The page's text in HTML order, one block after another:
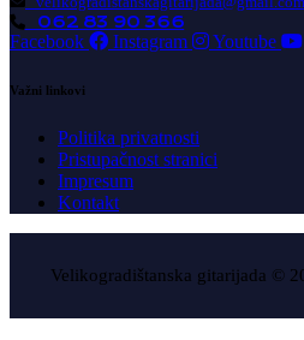
062 83 90 366
Facebook Instagram Youtube
Važni linkovi
Politika privatnosti
Pristupačnost stranici
Impresum
Kontakt
Velikogradištanska gitarijada ©